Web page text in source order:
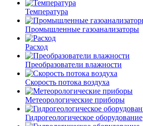
Температура
Промышленные газоанализаторы
Расход
Преобразователи влажности
Скорость потока воздуха
Метеорологические приборы
Гидрогеологическое оборудование